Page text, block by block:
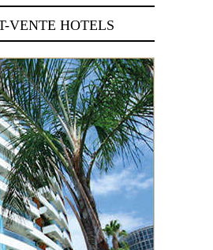
VENTE HOTELS